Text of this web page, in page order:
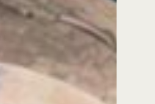
Maestría en Artes Plásticas,
del Tiempo
Maestría en Estudios Clásicos
Maestría en Historia del Arte
Maestría en Humanidades
Maestría en Literatura